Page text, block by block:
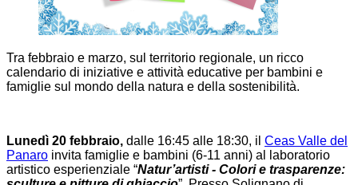
Tra febbraio e marzo, sul territorio regionale, un ricco
calendario di iniziative e attività educative per bambini e
famiglie sul mondo della natura e della sostenibilità.
Lunedì 20 febbraio, dalle 16:45 alle 18:30, il Ceas Valle del
Panaro invita famiglie e bambini (6-11 anni) al laboratorio
artistico esperienziale “Natur’artisti - Colori e trasparenze: